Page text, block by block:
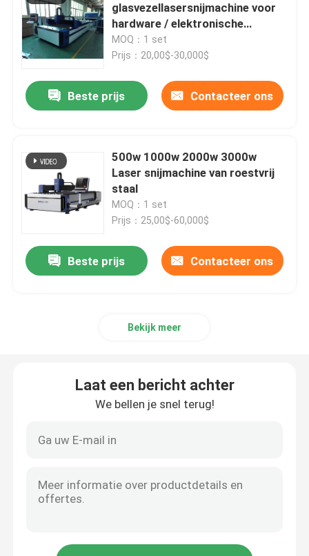
Video's
glasvezellasersnijmachine voor
hardware / elektronische
onderdelen
MOQ：1 set
Prijs：20,00$-30,000$
Beste prijs Contacteer ons
500w 1000w 2000w 3000w
Laser snijmachine van roestvrij
staal
MOQ：1 set
Prijs：25,00$-60,000$
Beste prijs Contacteer ons
Bekijk meer
Laat een bericht achter
We bellen je snel terug!